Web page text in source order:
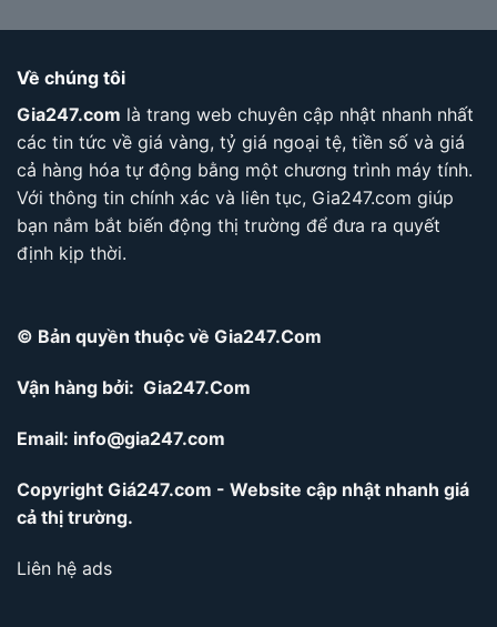
Về chúng tôi
Gia247.com là trang web chuyên cập nhật nhanh nhất
các tin tức về giá vàng, tỷ giá ngoại tệ, tiền số và giá
cả hàng hóa tự động bằng một chương trình máy tính.
Với thông tin chính xác và liên tục, Gia247.com giúp
bạn nắm bắt biến động thị trường để đưa ra quyết
định kịp thời.
© Bản quyền thuộc về Gia247.Com
Vận hàng bởi: Gia247.Com
Email: info@gia247.com
Copyright Giá247.com - Website cập nhật nhanh giá
cả thị trường.
Liên hệ ads